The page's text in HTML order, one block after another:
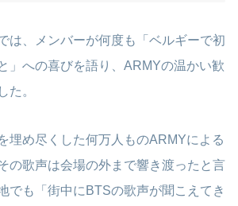
は、メンバーが何度も「ベルギーで初
」への喜びを語り、ARMYの温かい歓
た。
埋め尽くした何万人ものARMYによる
の歌声は会場の外まで響き渡ったと言
でも「街中にBTSの歌声が聞こえてき